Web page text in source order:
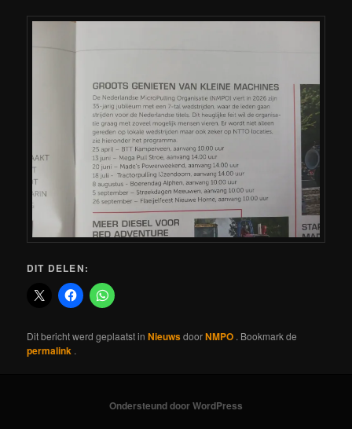
DIT DELEN:
Dit bericht werd geplaatst inNieuwsdoorNMPO . Bookmark de
permalink .
Ondersteund door WordPress